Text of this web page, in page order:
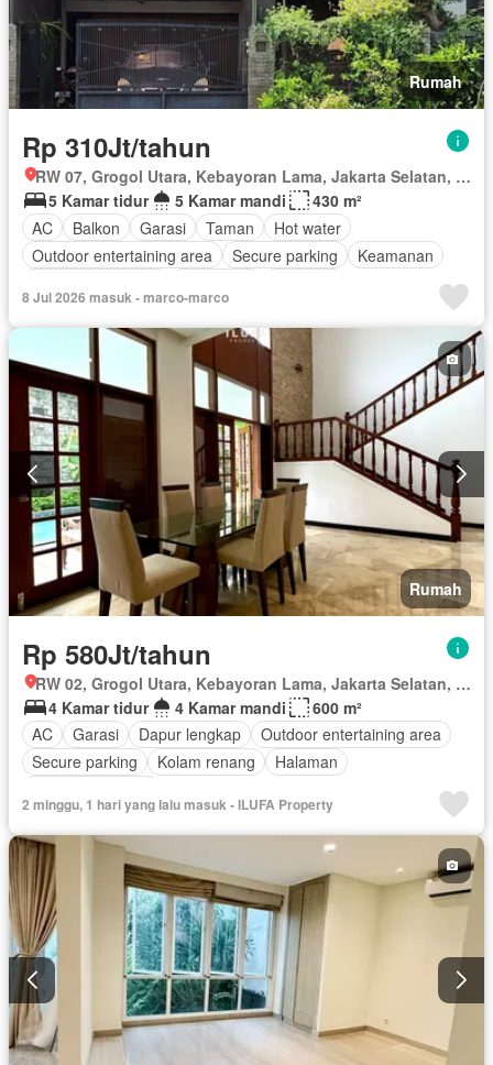
Rumah
Rp 310Jt/tahun
RW 07, Grogol Utara, Kebayoran Lama, Jakarta Selatan, Daerah Khusus Ibukota Jakarta
5 Kamar tidur
5 Kamar mandi
430 m²
AC
Balkon Garasi Taman
Hot water
Outdoor entertaining area
Secure parking
Keamanan
Sebagian perabotan
8 Jul 2026 masuk - marco-marco
Rumah
Rp 580Jt/tahun
RW 02, Grogol Utara, Kebayoran Lama, Jakarta Selatan, Daerah Khusus Ibukota Jakarta
4 Kamar tidur
4 Kamar mandi
600 m²
AC
Garasi Dapur lengkap
Outdoor entertaining area
Secure parking
Kolam renang
Halaman
2 minggu, 1 hari yang lalu masuk - ILUFA Property